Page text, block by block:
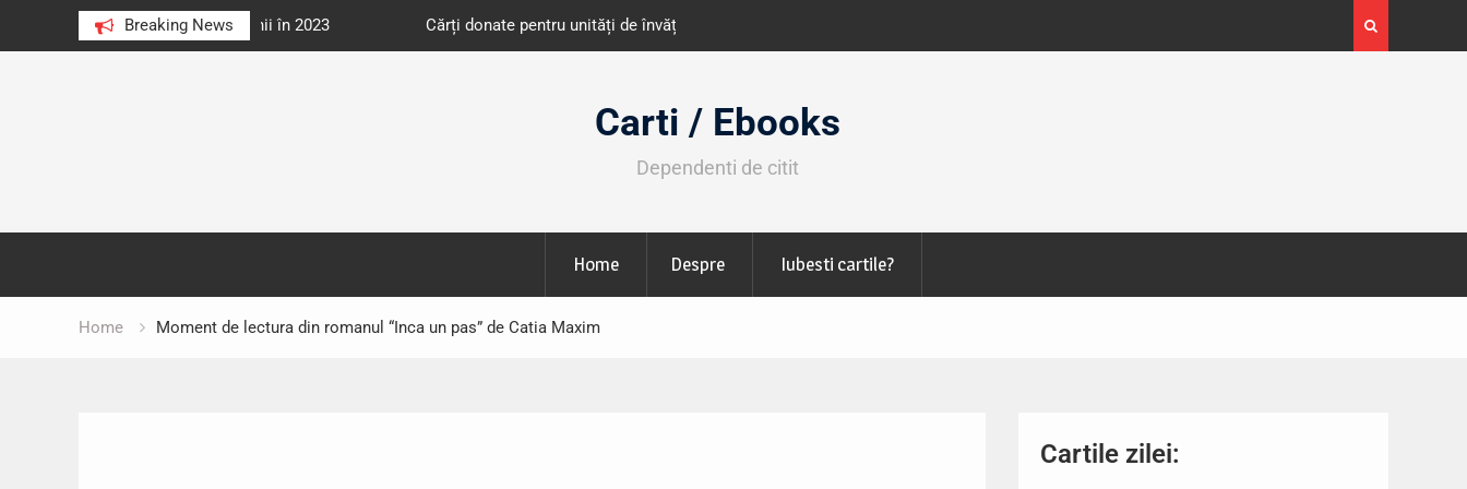
Breaking News
au citit românii în 2023 Cărți donate pentru unități de învățământ din România
octombrie
Expoziția Brâncuși de la Timișoara a atras peste
130.000 de vizitatori
Carti / Ebooks
Dependenti de citit
Home Despre Iubesti cartile?
Home Moment de lectura din romanul “Inca un pas” de Catia Maxim
Cartile zilei: